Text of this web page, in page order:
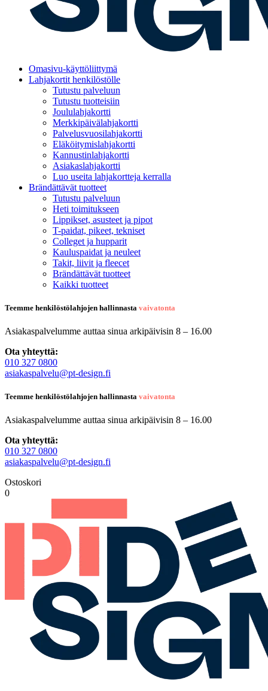
Omasivu-käyttöliittymä
Lahjakortit henkilöstölle
Tutustu palveluun
Tutustu tuotteisiin
Joululahjakortti
Merkkipäivälahjakortti
Palvelusvuosilahjakortti
Eläköitymislahjakortti
Kannustinlahjakortti
Asiakaslahjakortti
Luo useita lahjakortteja kerralla
Brändättävät tuotteet
Tutustu palveluun
Heti toimitukseen
Lippikset, asusteet ja pipot
T-paidat, pikeet, tekniset
Colleget ja hupparit
Kauluspaidat ja neuleet
Takit, liivit ja fleecet
Brändättävät tuotteet
Kaikki tuotteet
Teemme henkilöstölahjojen hallinnasta vaivatonta
Asiakaspalvelumme auttaa sinua arkipäivisin 8 – 16.00
Ota yhteyttä:
010 327 0800
asiakaspalvelu@pt-design.fi
Teemme henkilöstölahjojen hallinnasta vaivatonta
Asiakaspalvelumme auttaa sinua arkipäivisin 8 – 16.00
Ota yhteyttä:
010 327 0800
asiakaspalvelu@pt-design.fi
Ostoskori
0